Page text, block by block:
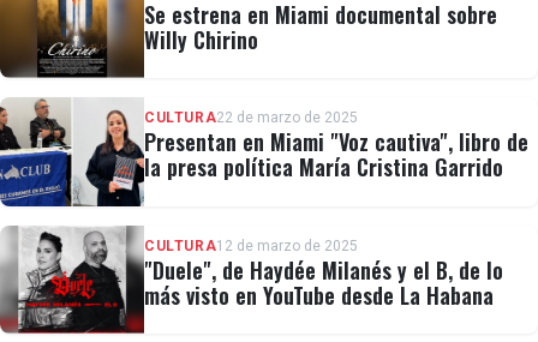
Se estrena en Miami documental sobre
Willy Chirino
CULTURA22 de marzo de 2025
Presentan en Miami "Voz cautiva", libro de
la presa política María Cristina Garrido
CULTURA12 de marzo de 2025
"Duele", de Haydée Milanés y el B, de lo
más visto en YouTube desde La Habana